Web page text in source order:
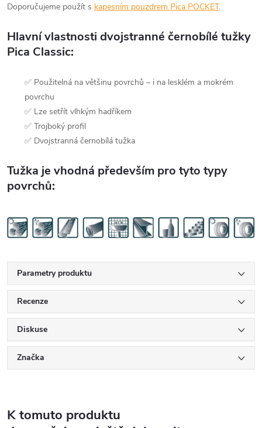
Doporučujeme použít s kapesním pouzdrem Pica POCKET.
Hlavní vlastnosti dvojstranné černobílé tužky
Pica Classic:
✅ Použitelná na většinu povrchů – i na lesklém a mokrém
povrchu
✅ Lze setřít vlhkým hadříkem
✅ Trojboký profil
✅ Dvojstranná černobílá tužka
Tužka je vhodná především pro tyto typy
povrchů:
Parametry produktu
Recenze
Diskuse
Značka
K tomuto produktu